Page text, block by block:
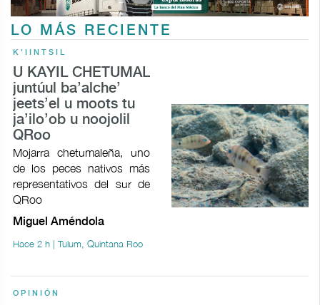
LO MÁS RECIENTE
K'IINTSIL
U KAYIL CHETUMAL
juntúul ba’alche’
jeets’el u moots tu
ja’ilo’ob u noojolil
QRoo
Mojarra chetumaleña, uno
de los peces nativos más
representativos del sur de
QRoo
Miguel Améndola
Hace 2 h | Tulum, Quintana Roo
OPINIÓN